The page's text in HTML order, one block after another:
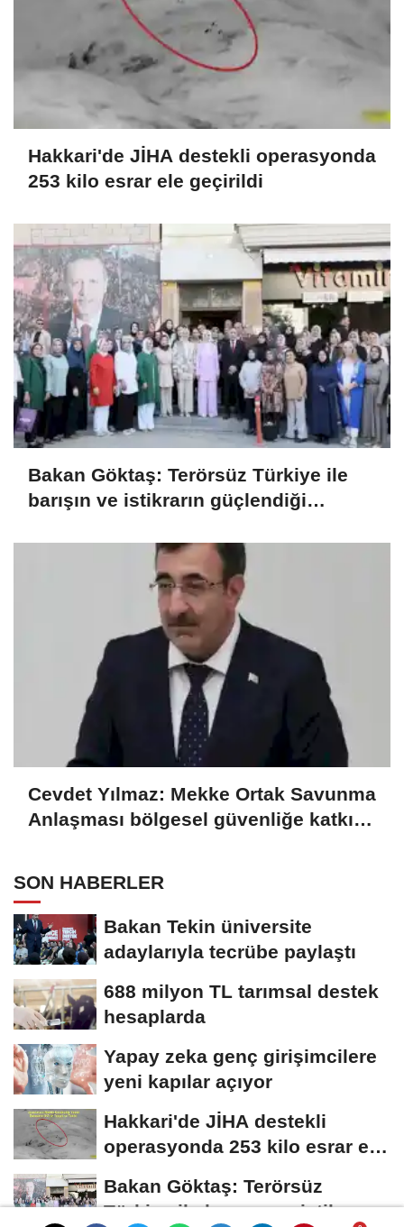
Hakkari'de JİHA destekli operasyonda
253 kilo esrar ele geçirildi
Bakan Göktaş: Terörsüz Türkiye ile
barışın ve istikrarın güçlendiği
Cevdet Yılmaz: Mekke Ortak Savunma
Anlaşması bölgesel güvenliğe katkı
SON HABERLER
Bakan Tekin üniversite
adaylarıyla tecrübe paylaştı
688 milyon TL tarımsal destek
hesaplarda
Yapay zeka genç girişimcilere
yeni kapılar açıyor
Hakkari'de JİHA destekli
operasyonda 253 kilo esrar ele
Bakan Göktaş: Terörsüz
Türkiye ile barışın ve istikrarın